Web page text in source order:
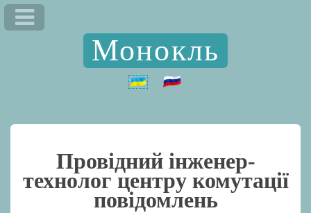
Монокль
Провідний інженер-
технолог центру комутації
повідомлень